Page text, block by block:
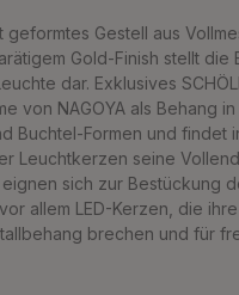
geformtes Gestell aus
Gold-Finish stellt die
dar. Exklusives
von NAGOYA als Behang
Buchtel-Formen und findet
Leuchtkerzen seine
sich zur Bestückung
allem LED-Kerzen, die
brechen und für